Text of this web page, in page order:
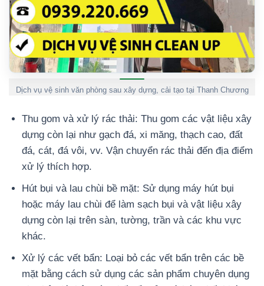
Dịch vụ vệ sinh văn phòng sau xây dựng, cải tạo tại Thanh Chương
Thu gom và xử lý rác thải: Thu gom các vật liệu xây
dựng còn lại như gạch đá, xi măng, thạch cao, đất
đá, cát, đá vôi, vv. Vận chuyển rác thải đến địa điểm
xử lý thích hợp.
Hút bụi và lau chùi bề mặt: Sử dụng máy hút bụi
hoặc máy lau chùi để làm sạch bụi và vật liệu xây
dựng còn lại trên sàn, tường, trần và các khu vực
khác.
Xử lý các vết bẩn: Loại bỏ các vết bẩn trên các bề
mặt bằng cách sử dụng các sản phẩm chuyên dụng